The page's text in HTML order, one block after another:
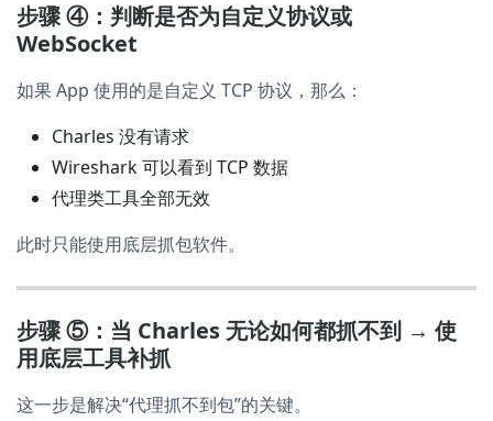
步骤 ④：判断是否为自定义协议或
WebSocket
如果 App 使用的是自定义 TCP 协议，那么：
Charles 没有请求
Wireshark 可以看到 TCP 数据
代理类工具全部无效
此时只能使用底层抓包软件。
步骤 ⑤：当 Charles 无论如何都抓不到 → 使
用底层工具补抓
这一步是解决“代理抓不到包”的关键。